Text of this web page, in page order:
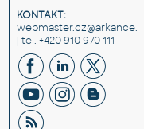
KONTAKT:
| tel. +420 910 970 111